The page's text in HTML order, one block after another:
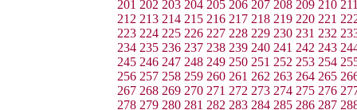
201 202 203 204 205 206 207 208 209 210
212 213 214 215 216 217 218 219 220 221
223 224 225 226 227 228 229 230 231 232
234 235 236 237 238 239 240 241 242 243
245 246 247 248 249 250 251 252 253 254
256 257 258 259 260 261 262 263 264 265
267 268 269 270 271 272 273 274 275 276
278 279 280 281 282 283 284 285 286 287